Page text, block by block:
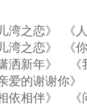
湾之恋》 《
湾之恋》 《
洒新年》 《
爱的谢谢你
依相伴》 《